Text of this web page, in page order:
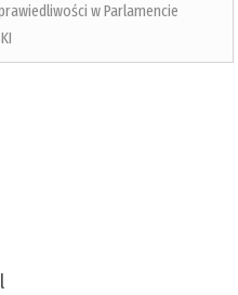
w Parlamencie